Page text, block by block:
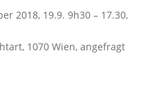
2018, 19.9. 9h30 – 17.30,
1070 Wien, angefragt